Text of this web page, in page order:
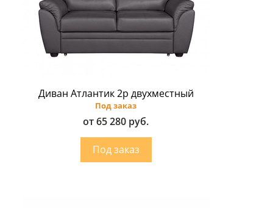
Диван Атлантик 2p двухместный
Под заказ
от 65 280 руб.